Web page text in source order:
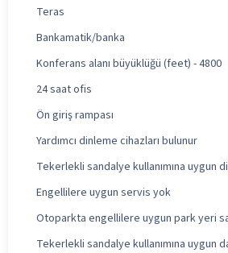
Teras
Bankamatik/banka
Konferans alanı büyüklüğü (feet) - 4800
24 saat ofis
Ön giriş rampası
Yardımcı dinleme cihazları bulunur
Tekerlekli sandalye kullanımına uygun
Engellilere uygun servis yok
Otoparkta engellilere uygun park yeri
Tekerlekli sandalye kullanımına uygun